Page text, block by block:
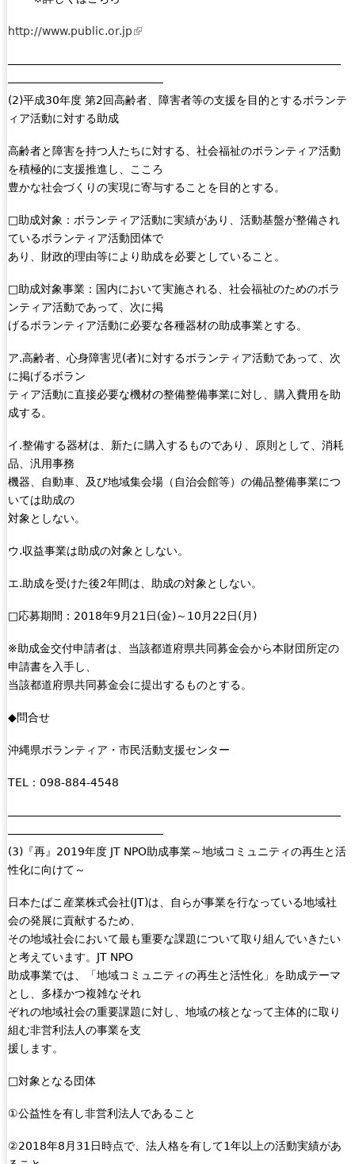
http://www.public.or.jp(
i
n
k
e
x
t
e
r
n
l
)
――――――――――――――――――――――――――――――
――――――――――――――
(2)平成30年度 第2回高齢者、障害者等の支援を目的とするボランテ
ィア活動に対する助成
高齢者と障害を持つ人たちに対する、社会福祉のボランティア活動
を積極的に支援推進し、こころ
豊かな社会づくりの実現に寄与することを目的とする。
□助成対象：ボランティア活動に実績があり、活動基盤が整備され
ているボランティア活動団体で
あり、財政的理由等により助成を必要としていること。
□助成対象事業：国内において実施される、社会福祉のためのボラ
ンティア活動であって、次に掲
げるボランティア活動に必要な各種器材の助成事業とする。
ア.高齢者、心身障害児(者)に対するボランティア活動であって、次
に掲げるボラン
ティア活動に直接必要な機材の整備整備事業に対し、購入費用を助
成する。
イ.整備する器材は、新たに購入するものであり、原則として、消耗
品、汎用事務
機器、自動車、及び地域集会場（自治会館等）の備品整備事業につ
いては助成の
対象としない。
ウ.収益事業は助成の対象としない。
エ.助成を受けた後2年間は、助成の対象としない。
□応募期間：2018年9月21日(金)～10月22日(月)
※助成金交付申請者は、当該都道府県共同募金会から本財団所定の
申請書を入手し、
当該都道府県共同募金会に提出するものとする。
◆問合せ
沖縄県ボランティア・市民活動支援センター
TEL：098-884-4548
――――――――――――――――――――――――――――――
――――――――――――――
(3)『再』2019年度 JT NPO助成事業～地域コミュニティの再生と活
性化に向けて～
日本たばこ産業株式会社(JT)は、自らが事業を行なっている地域社
会の発展に貢献するため、
その地域社会において最も重要な課題について取り組んでいきたい
と考えています。JT NPO
助成事業では、「地域コミュニティの再生と活性化」を助成テーマ
とし、多様かつ複雑なそれ
ぞれの地域社会の重要課題に対し、地域の核となって主体的に取り
組む非営利法人の事業を支
援します。
□対象となる団体
①公益性を有し非営利法人であること
②2018年8月31日時点で、法人格を有して1年以上の活動実績があ